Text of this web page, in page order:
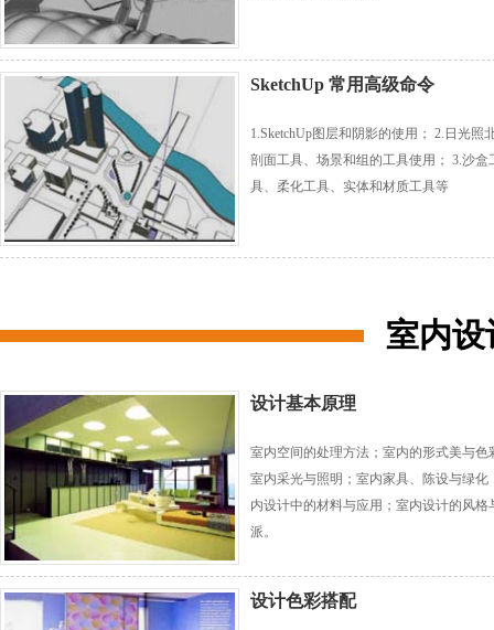
SketchUp 常用高级命令
1.SketchUp图层和阴影的使用； 2.日光照
剖面工具、场景和组的工具使用； 3.沙盒
具、柔化工具、实体和材质工具等
室内
设计基本原理
室内空间的处理方法；室内的形式美与色
室内采光与照明；室内家具、陈设与绿化
内设计中的材料与应用；室内设计的风格
派。
设计色彩搭配